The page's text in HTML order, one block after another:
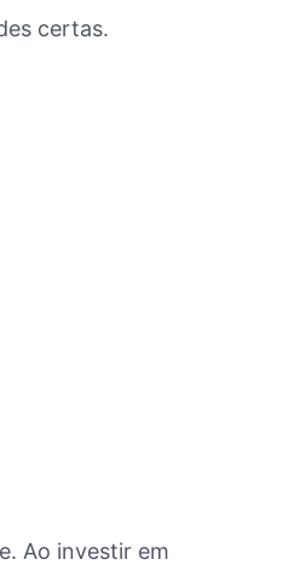
certas.
Ao investir em